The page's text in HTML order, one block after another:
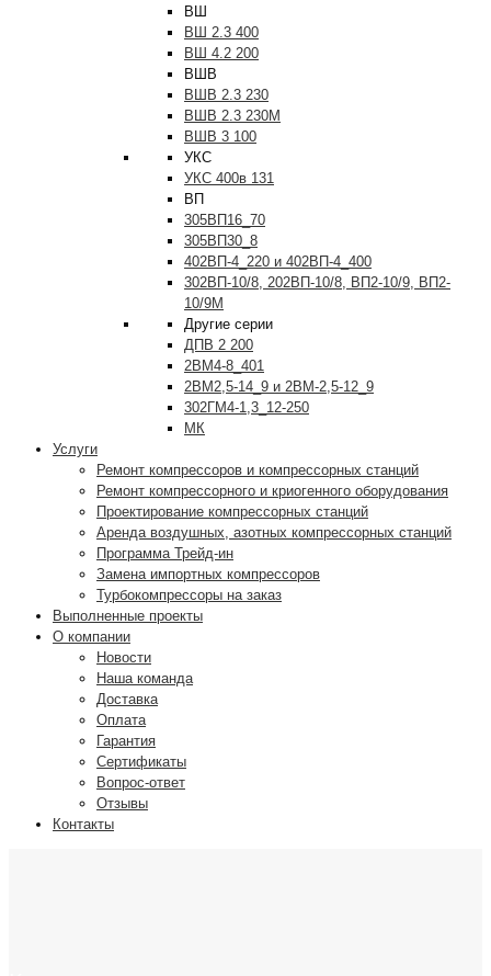
ВШ
ВШ 2.3 400
ВШ 4.2 200
ВШВ
ВШВ 2.3 230
ВШВ 2.3 230М
ВШВ 3 100
УКС
УКС 400в 131
ВП
305ВП16_70
305ВП30_8
402ВП-4_220 и 402ВП-4_400
302ВП-10/8, 202ВП-10/8, ВП2-10/9, ВП2-
10/9М
Другие серии
ДПВ 2 200
2ВМ4-8_401
2ВМ2,5-14_9 и 2ВМ-2,5-12_9
302ГМ4-1,3_12-250
МК
Услуги
Ремонт компрессоров и компрессорных станций
Ремонт компрессорного и криогенного оборудования
Проектирование компрессорных станций
Аренда воздушных, азотных компрессорных станций
Программа Трейд-ин
Замена импортных компрессоров
Турбокомпрессоры на заказ
Выполненные проекты
О компании
Новости
Наша команда
Доставка
Оплата
Гарантия
Сертификаты
Вопрос-ответ
Отзывы
Контакты